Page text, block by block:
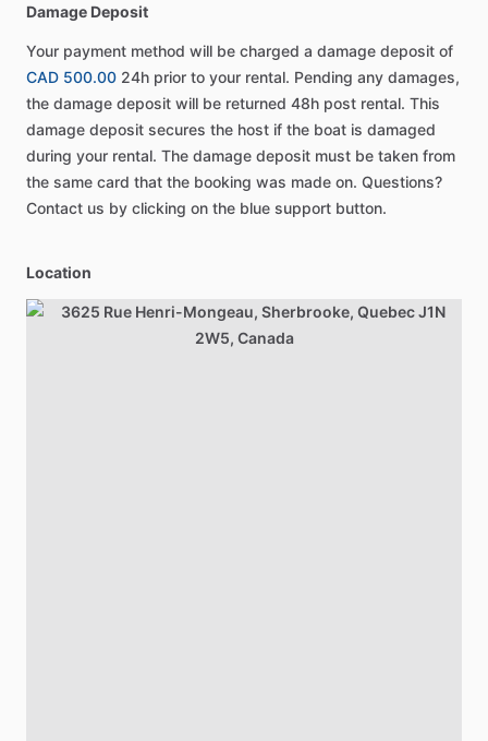
Damage Deposit
Your payment method will be charged a damage deposit of
CAD 500.00 24h prior to your rental. Pending any damages,
the damage deposit will be returned 48h post rental. This
damage deposit secures the host if the boat is damaged
during your rental. The damage deposit must be taken from
the same card that the booking was made on. Questions?
Contact us by clicking on the blue support button.
Location